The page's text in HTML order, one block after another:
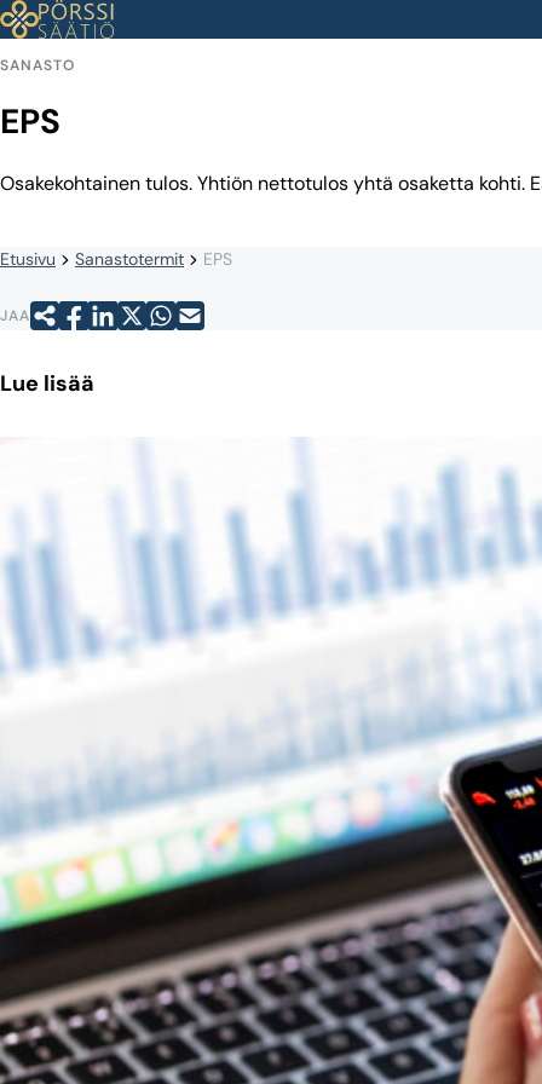
Siirry
sisältöön
SANASTO
EPS
Osakekohtainen tulos. Yhtiön nettotulos yhtä osaketta kohti.
Etusivu Sanastotermit EPS
JAA
Lue lisää